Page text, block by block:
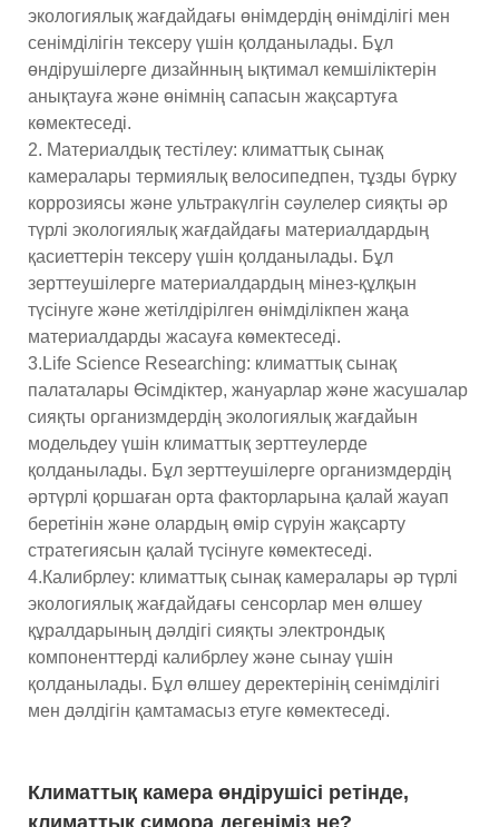
экологиялық жағдайдағы өнімдердің өнімділігі мен
сенімділігін тексеру үшін қолданылады. Бұл
өндірушілерге дизайнның ықтимал кемшіліктерін
анықтауға және өнімнің сапасын жақсартуға
көмектеседі.
2. Материалдық тестілеу: климаттық сынақ
камералары термиялық велосипедпен, тұзды бүрку
коррозиясы және ультракүлгін сәулелер сияқты әр
түрлі экологиялық жағдайдағы материалдардың
қасиеттерін тексеру үшін қолданылады. Бұл
зерттеушілерге материалдардың мінез-құлқын
түсінуге және жетілдірілген өнімділікпен жаңа
материалдарды жасауға көмектеседі.
3.Life Science Researching: климаттық сынақ
палаталары Өсімдіктер, жануарлар және жасушалар
сияқты организмдердің экологиялық жағдайын
модельдеу үшін климаттық зерттеулерде
қолданылады. Бұл зерттеушілерге организмдердің
әртүрлі қоршаған орта факторларына қалай жауап
беретінін және олардың өмір сүруін жақсарту
стратегиясын қалай түсінуге көмектеседі.
4.Калибрлеу: климаттық сынақ камералары әр түрлі
экологиялық жағдайдағы сенсорлар мен өлшеу
құралдарының дәлдігі сияқты электрондық
компоненттерді калибрлеу және сынау үшін
қолданылады. Бұл өлшеу деректерінің сенімділігі
мен дәлдігін қамтамасыз етуге көмектеседі.
Климаттық камера өндірушісі ретінде,
климаттық симора дегеніміз не?